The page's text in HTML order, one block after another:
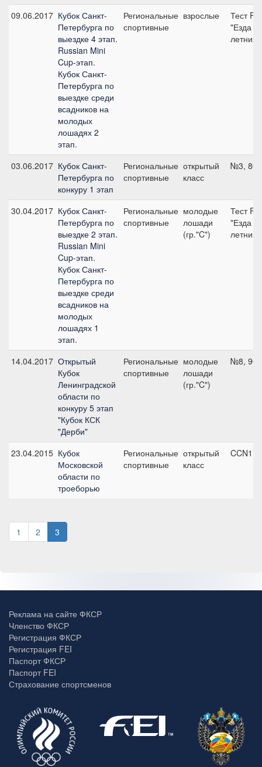
09.06.2017 Кубок Санкт-
Петербурга по
выездке 4 этап.
Russian Mini
Cup-этап.
Кубок Санкт-
Петербурга по
выездке среди
всадников на
молодых
лошадях 2
этап.
Региональные
спортивные
взрослые
Тест
"Езда
летних
03.06.2017 Кубок Санкт-
Петербурга по
конкуру 1 этап
Региональные
спортивные
открытый
класс
№3, 80
30.04.2017 Кубок Санкт-
Петербурга по
выездке 2 этап.
Russian Mini
Cup-этап.
Кубок Санкт-
Петербурга по
выездке среди
всадников на
молодых
лошадях 1
этап.
Региональные
спортивные
молодые
лошади
(гр."C")
Тест
"Езда
летних
14.04.2017 Открытый
Кубок
Ленинградской
области по
конкуру 5 этап
"Кубок КСК
"Дерби"
Региональные
спортивные
молодые
лошади
(гр."C")
№8, 90
23.04.2015 Кубок
Московской
области по
троеборью
Региональные
спортивные
открытый
класс
1 2 3
Реклама на сайте ФКСР
Членство ФКСР
Регистрация ФКСР
Регистрация FEI
Паспорт ФКСР
Паспорт FEI
Страхование спортсменов